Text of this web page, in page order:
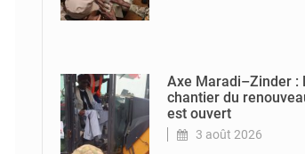
Axe Maradi–Zinder :
chantier du
est ouvert
3 août 2026